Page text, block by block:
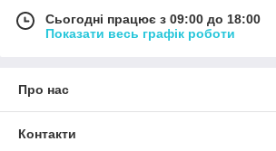
Сьогодні працює з 09:00 до 18:00
Показати весь графік роботи
Про нас
Контакти